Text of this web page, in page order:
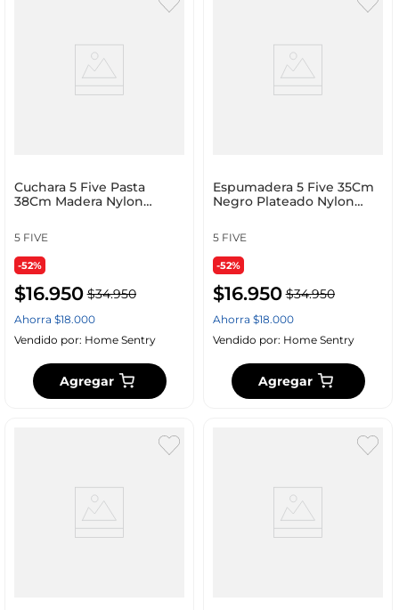
Cuchara 5 Five Pasta
38Cm Madera Nylon
5 FIVE
-52%
$16.950 $34.950
Ahorra $18.000
Vendido por: Home Sentry
Agregar
Espumadera 5 Five 35Cm
Negro Plateado Nylon
5 FIVE
-52%
$16.950 $34.950
Ahorra $18.000
Vendido por: Home Sentry
Agregar